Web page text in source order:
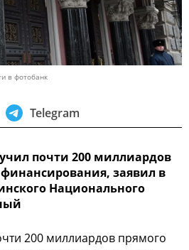
в фотобанк
Telegram
почти 200 миллиардов
заявил в
Национального
200 миллиардов прямого